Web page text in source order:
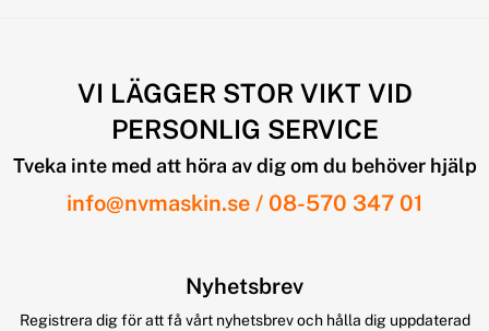
VI LÄGGER STOR VIKT VID
PERSONLIG SERVICE
Tveka inte med att höra av dig om du behöver hjälp
info@nvmaskin.se / 08-570 347 01
Nyhetsbrev
Registrera dig för att få vårt nyhetsbrev och hålla dig uppdaterad